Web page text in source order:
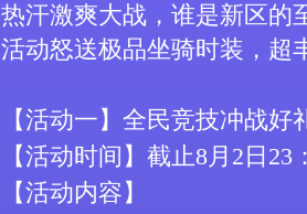
热汗激爽大战，谁是新区的
活动怒送极品坐骑时装，超
【活动一】全民竞技冲战好
【活动时间】截止8 月 2 日 23
【活动内容】